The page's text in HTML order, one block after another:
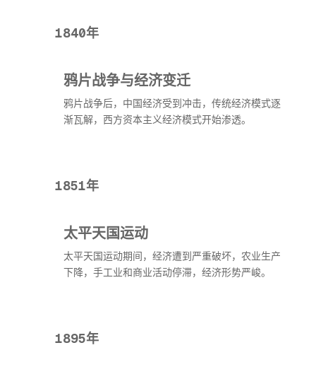
1840年
鸦片战争与经济变迁
鸦片战争后，中国经济受到冲击，传统经济模式逐
渐瓦解，西方资本主义经济模式开始渗透。
1851年
太平天国运动
太平天国运动期间，经济遭到严重破坏，农业生产
下降，手工业和商业活动停滞，经济形势严峻。
1895年